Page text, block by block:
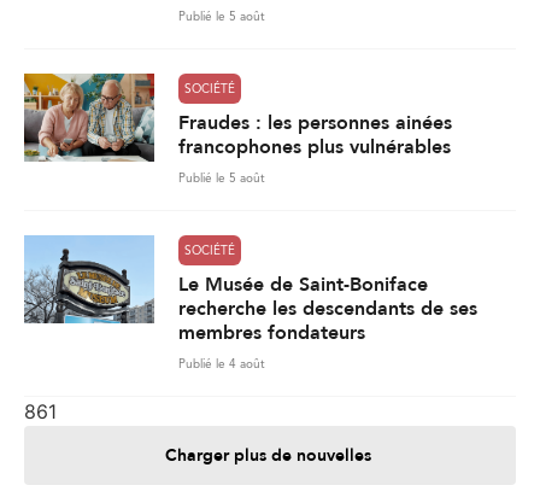
Publié le 5 août
SOCIÉTÉ
Fraudes : les personnes ainées
francophones plus vulnérables
Publié le 5 août
SOCIÉTÉ
Le Musée de Saint-Boniface
recherche les descendants de ses
membres fondateurs
Publié le 4 août
861
Charger plus de nouvelles